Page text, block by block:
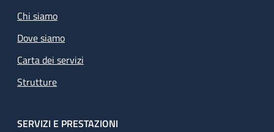
Chi siamo
Dove siamo
Carta dei servizi
Strutture
SERVIZI E PRESTAZIONI